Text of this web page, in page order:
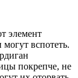
элемент
вспотеть.
покрепче, не